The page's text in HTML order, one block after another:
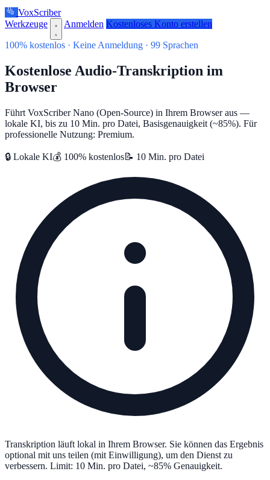
VoxScriber
Werkzeuge
Anmelden Kostenloses Konto erstellen
100% kostenlos · Keine Anmeldung · 99 Sprachen
Kostenlose Audio-Transkription im
Browser
Führt VoxScriber Nano (Open-Source) in Ihrem Browser aus —
lokale KI, bis zu 10 Min. pro Datei, Basisgenauigkeit (~85%). Für
professionelle Nutzung: Premium.
🔒 Lokale KI💰 100% kostenlos📝 10 Min. pro Datei
Transkription läuft lokal in Ihrem Browser. Sie können das Ergebnis
optional mit uns teilen (mit Einwilligung), um den Dienst zu
verbessern. Limit: 10 Min. pro Datei, ~85% Genauigkeit.